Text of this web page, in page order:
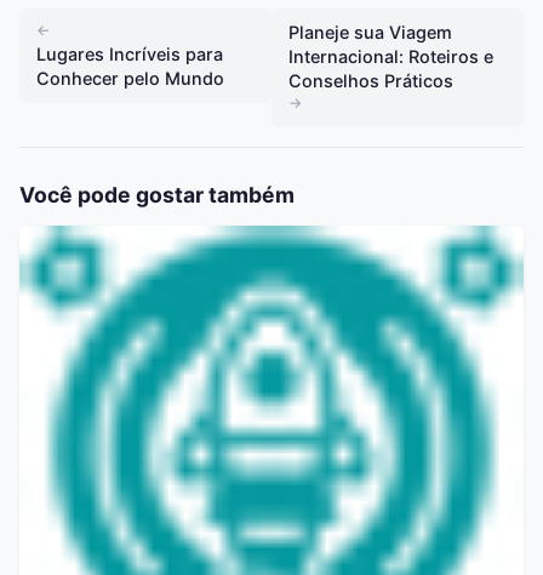
←
Lugares Incríveis para
Conhecer pelo Mundo
Planeje sua Viagem
Internacional: Roteiros e
Conselhos Práticos
→
Você pode gostar também